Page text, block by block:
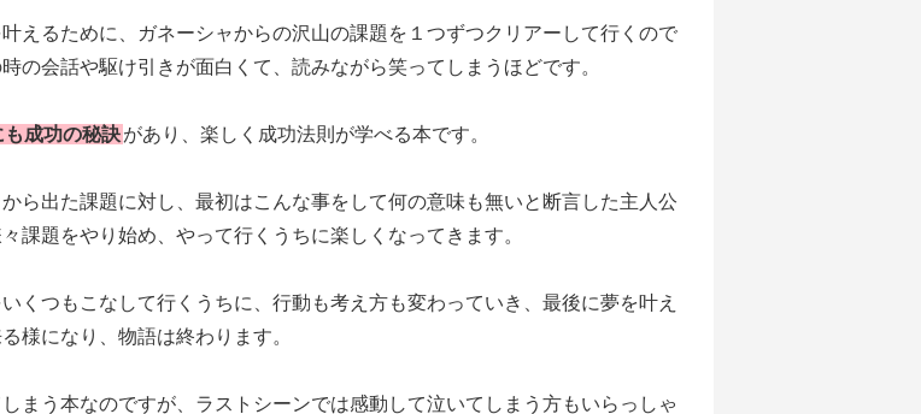
えるために、ガネーシャからの沢山の課題を１つずつクリアーして行くので
の会話や駆け引きが面白くて、読みながら笑ってしまうほどです。
成功の秘訣があり、楽しく成功法則が学べる本です。
ら出た課題に対し、最初はこんな事をして何の意味も無いと断言した主人公
課題をやり始め、やって行くうちに楽しくなってきます。
くつもこなして行くうちに、行動も考え方も変わっていき、最後に夢を叶え
様になり、物語は終わります。
まう本なのですが、ラストシーンでは感動して泣いてしまう方もいらっしゃ